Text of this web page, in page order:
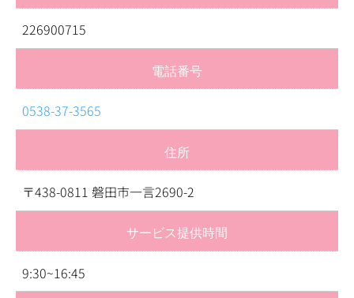
226900715
電話番号
0538-37-3565
住所
〒438-0811 磐田市一言2690-2
サービス提供時間
9:30~16:45